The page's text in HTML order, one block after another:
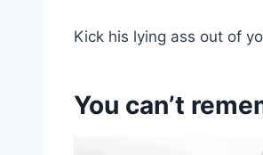
Kick his lying ass out of
You can’t